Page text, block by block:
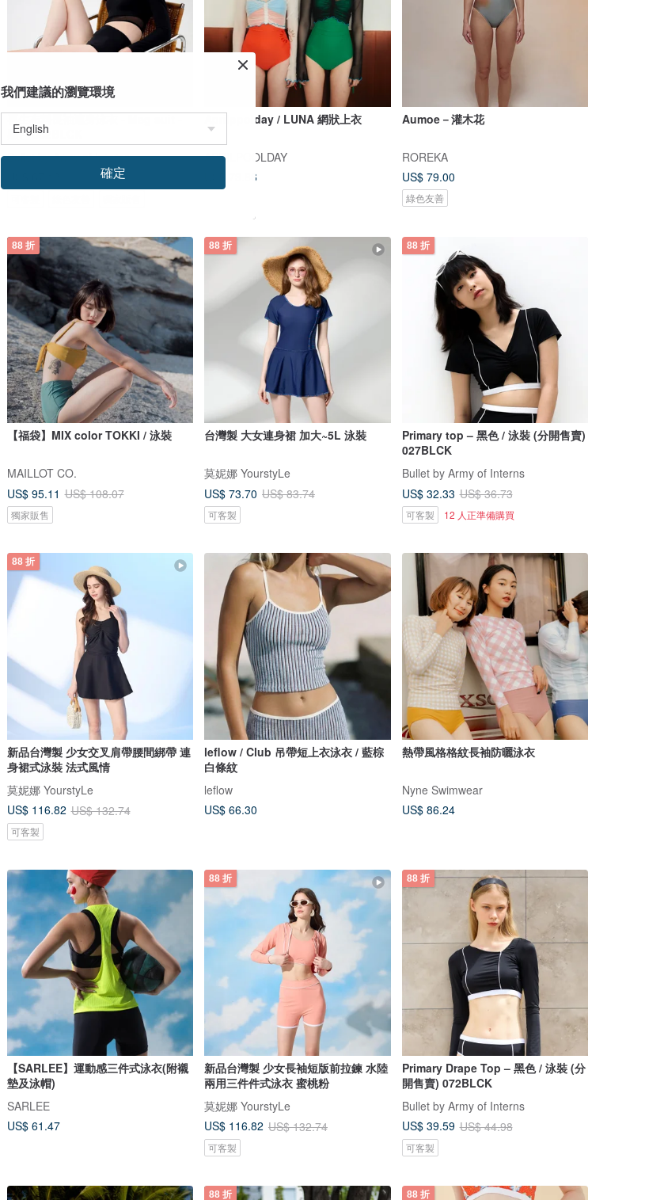
黑色 082BLCK
Bullet by Army of Interns
US$ 76.34
Aprilppolday / LUNA 網狀上衣
APRILPOOLDAY
US$ 73.86
Aumoe－灌木花
ROREKA
US$ 79.00
綠色友善
88 折
【福袋】MIX color TOKKI / 泳裝
MAILLOT CO.
US$ 95.11 US$ 108.07
獨家販售
88 折
台灣製 大女連身裙 加大~5L 泳裝
莫妮娜 YourstyLe
US$ 73.70 US$ 83.74
可客製
88 折
Primary top – 黑色 / 泳裝 (分開售賣)
027BLCK
Bullet by Army of Interns
US$ 32.33 US$ 36.73
可客製 12 人正準備購買
88 折
新品台灣製 少女交叉肩帶腰間綁帶 連
身裙式泳裝 法式風情
莫妮娜 YourstyLe
US$ 116.82 US$ 132.74
可客製
leflow / Club 吊帶短上衣泳衣 / 藍棕
白條紋
leflow
US$ 66.30
熱帶風格格紋長袖防曬泳衣
Nyne Swimwear
US$ 86.24
【SARLEE】運動感三件式泳衣(附襯
墊及泳帽)
SARLEE
US$ 61.47
88 折
新品台灣製 少女長袖短版前拉鍊 水陸
兩用三件件式泳衣 蜜桃粉
莫妮娜 YourstyLe
US$ 116.82 US$ 132.74
可客製
88 折
Primary Drape Top – 黑色 / 泳裝 (分
開售賣) 072BLCK
Bullet by Army of Interns
US$ 39.59 US$ 44.98
可客製
88 折 88 折
我們建議的瀏覽環境
確定